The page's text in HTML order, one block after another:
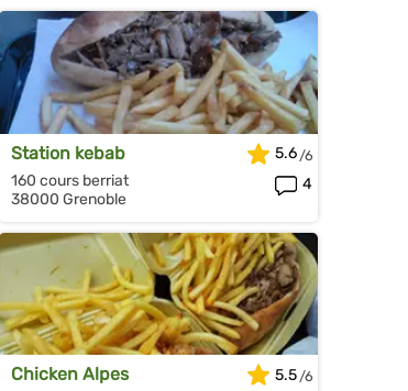
Station kebab
160 cours berriat
38000 Grenoble
5.6
4
Chicken Alpes
5.5